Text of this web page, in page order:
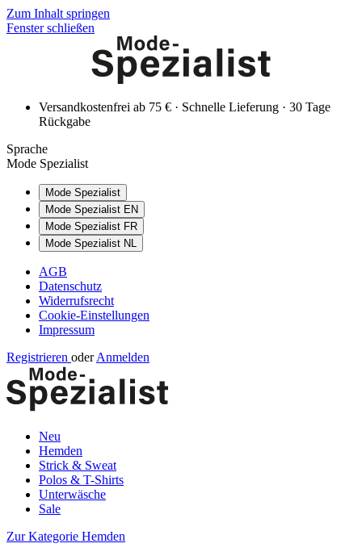
Zum Inhalt springen
Fenster schließen
Versandkostenfrei ab 75 € · Schnelle Lieferung · 30 Tage
Rückgabe
Sprache
Mode Spezialist
Mode Spezialist
Mode Spezialist EN
Mode Spezialist FR
Mode Spezialist NL
AGB
Datenschutz
Widerrufsrecht
Cookie-Einstellungen
Impressum
Registrieren oder Anmelden
Neu
Hemden
Strick & Sweat
Polos & T-Shirts
Unterwäsche
Sale
Zur Kategorie Hemden